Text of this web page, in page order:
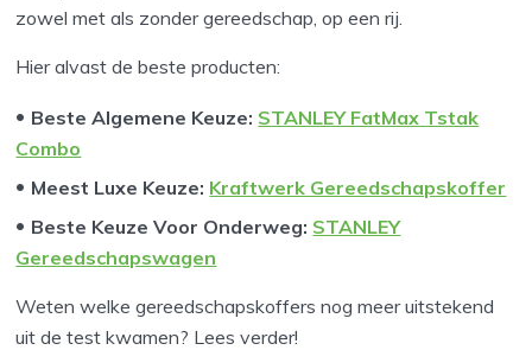
zowel met als zonder gereedschap, op een rij.
Hier alvast de beste producten:
Beste Algemene Keuze: STANLEY FatMax Tstak
Combo
Meest Luxe Keuze: Kraftwerk Gereedschapskoffer
Beste Keuze Voor Onderweg: STANLEY
Gereedschapswagen
Weten welke gereedschapskoffers nog meer uitstekend
uit de test kwamen? Lees verder!